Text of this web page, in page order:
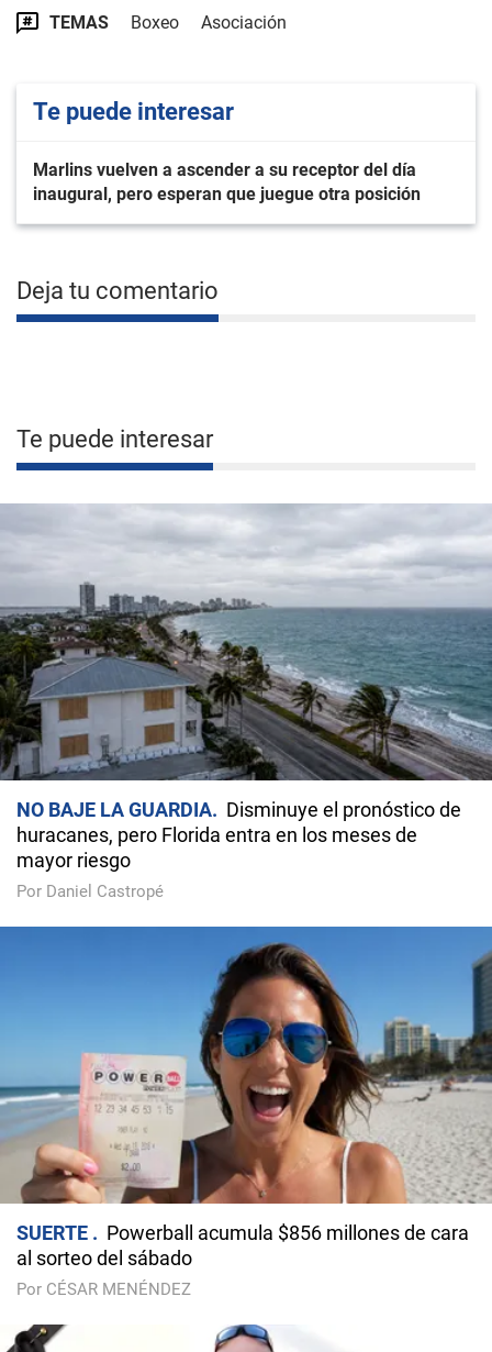
TEMAS Boxeo Asociación
Te puede interesar
Marlins vuelven a ascender a su receptor del día
inaugural, pero esperan que juegue otra posición
Deja tu comentario
Te puede interesar
NO BAJE LA GUARDIA
Disminuye el pronóstico de
huracanes, pero Florida entra en los meses de
mayor riesgo
Por Daniel Castropé
SUERTE
Powerball acumula $856 millones de cara
al sorteo del sábado
Por CÉSAR MENÉNDEZ